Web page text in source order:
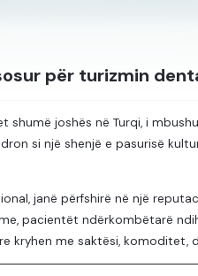
për turizmin
shumë joshës në Turqi, i
si një shenjë e pasurisë
janë përfshirë në një
pacientët ndërkombëtarë
kryhen me saktësi, komoditet,